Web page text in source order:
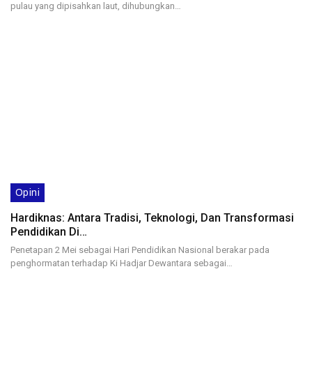
pulau yang dipisahkan laut, dihubungkan…
Opini
Hardiknas: Antara Tradisi, Teknologi, Dan Transformasi
Pendidikan Di…
Penetapan 2 Mei sebagai Hari Pendidikan Nasional berakar pada
penghormatan terhadap Ki Hadjar Dewantara sebagai…